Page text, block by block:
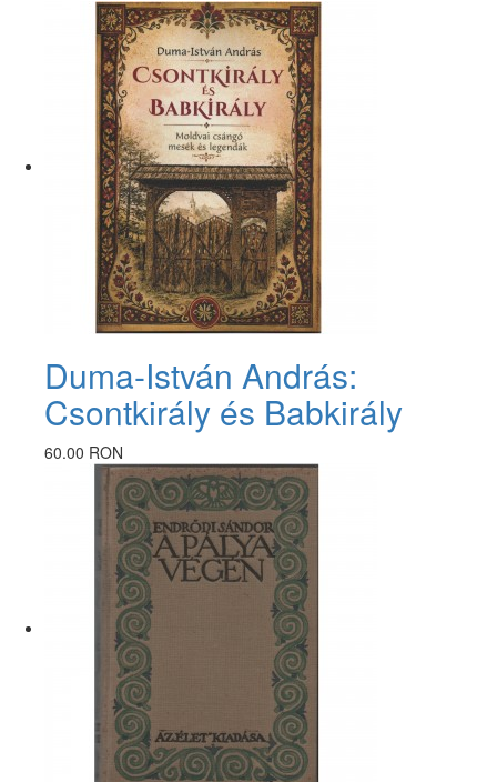
Duma-István András:
Csontkirály és Babkirály
60.00 RON